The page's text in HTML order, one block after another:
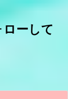
ーして